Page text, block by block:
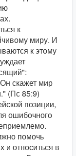
к
миру. И
к этому
скажет мир
(Пс 85:9)
позиции,
ошибочного
помочь
и относиться в